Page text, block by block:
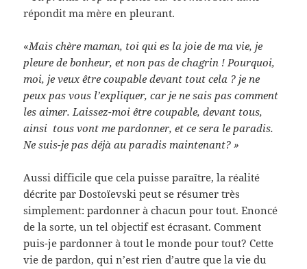
répondit ma mère en pleurant.
«Mais chère maman, toi qui es la joie de ma vie, je
pleure de bonheur, et non pas de chagrin ! Pourquoi,
moi, je veux être coupable devant tout cela ? je ne
peux pas vous l’expliquer, car je ne sais pas comment
les aimer. Laissez-moi être coupable, devant tous,
ainsi tous vont me pardonner, et ce sera le paradis.
Ne suis-je pas déjà au paradis maintenant? »
Aussi difficile que cela puisse paraître, la réalité
décrite par Dostoïevski peut se résumer très
simplement: pardonner à chacun pour tout. Enoncé
de la sorte, un tel objectif est écrasant. Comment
puis-je pardonner à tout le monde pour tout? Cette
vie de pardon, qui n’est rien d’autre que la vie du